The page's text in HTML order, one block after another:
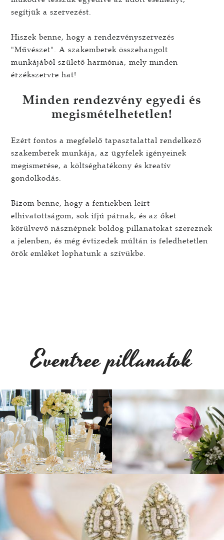
segítjük a szervezést.
Hiszek benne, hogy a rendezvényszervezés
"Művészet". A szakemberek összehangolt
munkájából születő harmónia, mely minden
érzékszervre hat!
Minden rendezvény egyedi és
megismételhetetlen!
Ezért fontos a megfelelő tapasztalattal rendelkező
szakemberek munkája, az ügyfelek igényeinek
megismerése, a költséghatékony és kreatív
gondolkodás.
Bízom benne, hogy a fentiekben leírt
elhivatottságom, sok ifjú párnak, és az őket
körülvevő násznépnek boldog pillanatokat szereznek
a jelenben, és még évtizedek múltán is feledhetetlen
örök emléket lophatunk a szívükbe.
Eventree pillanatok